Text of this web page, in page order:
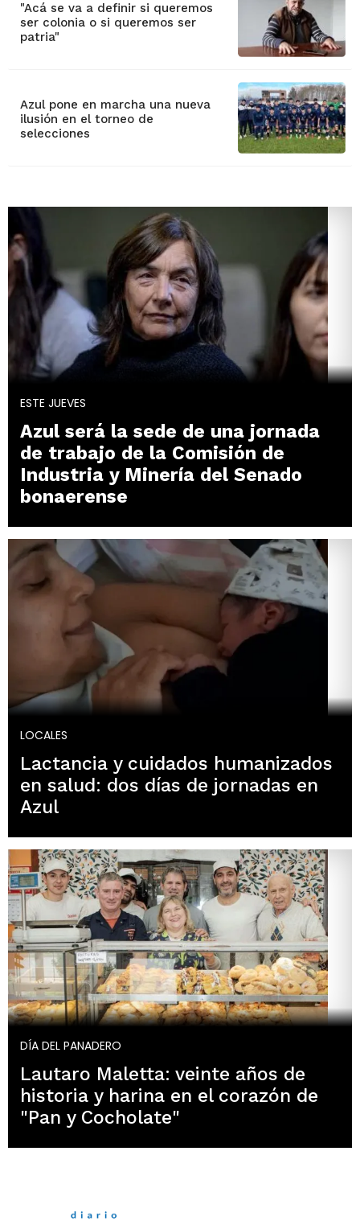
"Acá se va a definir si queremos
ser colonia o si queremos ser
patria"
Azul pone en marcha una nueva
ilusión en el torneo de
selecciones
ESTE JUEVES
Azul será la sede de una jornada
de trabajo de la Comisión de
Industria y Minería del Senado
bonaerense
LOCALES
Lactancia y cuidados humanizados
en salud: dos días de jornadas en
Azul
DÍA DEL PANADERO
Lautaro Maletta: veinte años de
historia y harina en el corazón de
"Pan y Cocholate"